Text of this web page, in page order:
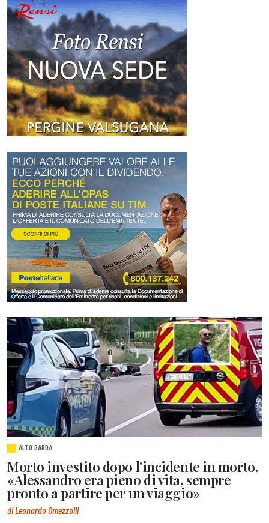
ALTO GARDA
Morto investito dopo l'incidente in morto.
«Alessandro era pieno di vita, sempre
pronto a partire per un viaggio»
di Leonardo Omezzolli